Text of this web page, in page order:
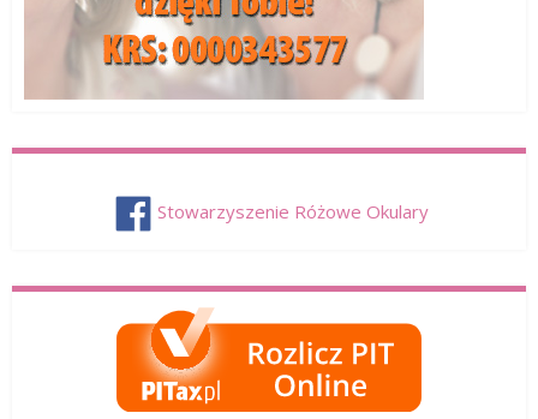
Stowarzyszenie Różowe Okulary